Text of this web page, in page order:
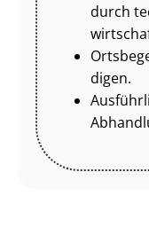
durch
di­gen.